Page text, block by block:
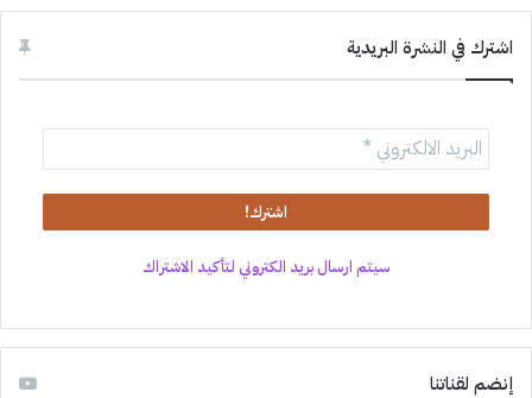
اشترك في النشرة البريدية
سيتم ارسال بريد الكتروني لتأكيد الاشتراك
إنضم لقناتنا